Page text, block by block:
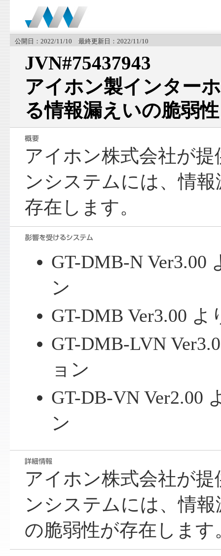
公開日：2022/11/10 最終更新日：2022/11/10
JVN#75437943
アイホン製インター
る情報漏えいの脆弱性
アイホン株式会社が
ンシステムには、情
存在します。
GT-DMB-N Ver3.00
ン
GT-DMB Ver3.00
GT-DMB-LVN
ョン
GT-DB-VN Ver2.00
ン
アイホン株式会社が
ンシステムには、情
の脆弱性が存在します